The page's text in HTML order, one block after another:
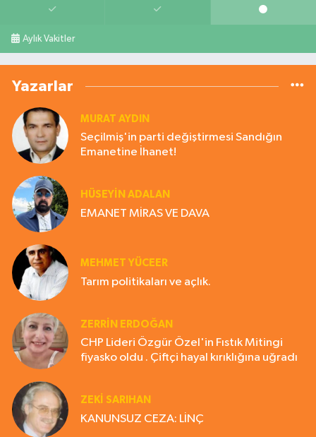
Aylık Vakitler
Yazarlar
MURAT AYDIN
Seçilmiş'in parti değiştirmesi Sandığın
Emanetine İhanet!
HÜSEYIN ADALAN
EMANET MİRAS VE DAVA
MEHMET YÜCEER
Tarım politikaları ve açlık.
ZERRIN ERDOĞAN
CHP Lideri Özgür Özel'in Fıstık Mitingi
fiyasko oldu . Çiftçi hayal kırıklığına uğradı
ZEKI SARIHAN
KANUNSUZ CEZA: LİNÇ